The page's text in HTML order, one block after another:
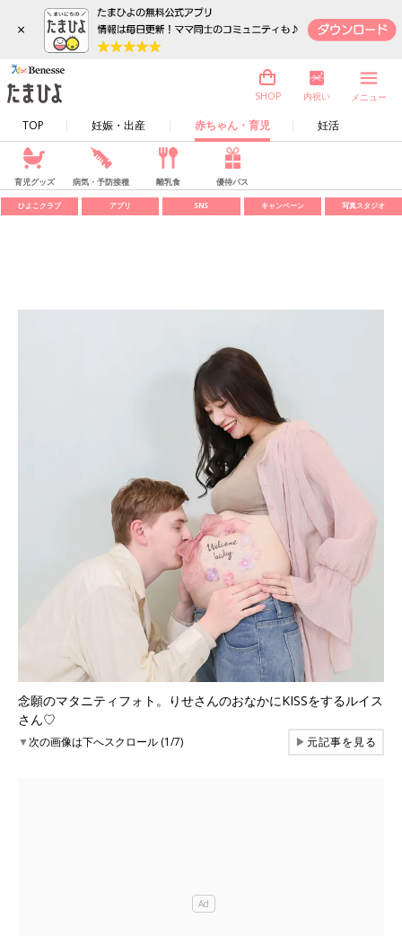
×
TOP 妊娠・出産 赤ちゃん・育児 妊活
SHOP 内祝い メニュー
育児グッズ 病気・予防接種 離乳食 優待パス
ひよこクラブ アプリ SNS キャンペーン 写真スタジオ
念願のマタニティフォト。りせさんのおなかにKISSをするルイス
さん♡
▼次の画像は下へスクロール (1/7) ▶元記事を見る